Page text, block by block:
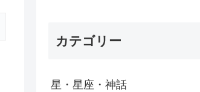
カテゴリー
星・星座・神話